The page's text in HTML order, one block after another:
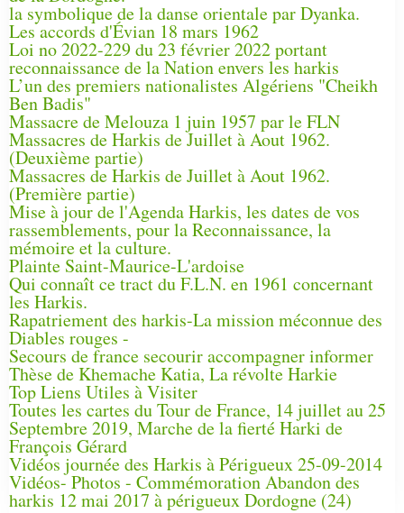
la symbolique de la danse orientale par Dyanka.
Les accords d'Évian 18 mars 1962
Loi no 2022-229 du 23 février 2022 portant
reconnaissance de la Nation envers les harkis
L’un des premiers nationalistes Algériens "Cheikh
Ben Badis"
Massacre de Melouza 1 juin 1957 par le FLN
Massacres de Harkis de Juillet à Aout 1962.
(Deuxième partie)
Massacres de Harkis de Juillet à Aout 1962.
(Première partie)
Mise à jour de l'Agenda Harkis, les dates de vos
rassemblements, pour la Reconnaissance, la
mémoire et la culture.
Plainte Saint-Maurice-L'ardoise
Qui connaît ce tract du F.L.N. en 1961 concernant
les Harkis.
Rapatriement des harkis-La mission méconnue des
Diables rouges -
Secours de france secourir accompagner informer
Thèse de Khemache Katia, La révolte Harkie
Top Liens Utiles à Visiter
Toutes les cartes du Tour de France, 14 juillet au 25
Septembre 2019, Marche de la fierté Harki de
François Gérard
Vidéos journée des Harkis à Périgueux 25-09-2014
Vidéos- Photos - Commémoration Abandon des
harkis 12 mai 2017 à périgueux Dordogne (24)